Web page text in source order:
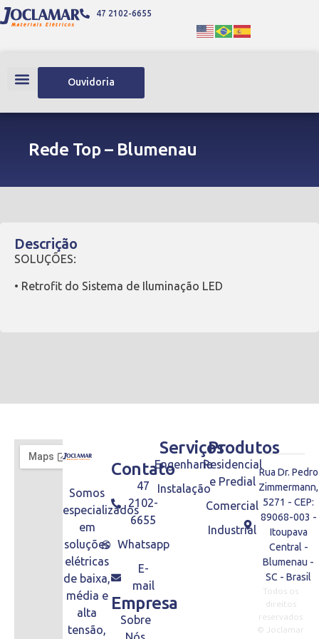
47 2102-6655
Ouvidoria
Rede Top – Blumenau
Descrição
SOLUÇÕES:
• Retrofit do Sistema de Iluminação LED
Somos
especializados
em
soluções
elétricas
de baixa,
média e
alta
tensão,
Contato
47
2102-
6655
Whatsapp
E-
mail
Empresa
Sobre
Produtos
Residencial
e Predial
Comercial
Industrial
Serviços
Engenharia
Instalação
Rua Dr. Pedro
Zimmermann,
5271 - CEP:
89068-003 -
Itoupava
Central -
Blumenau -
SC - Brasil
Todos os
direitos
reservados
© Joclamar